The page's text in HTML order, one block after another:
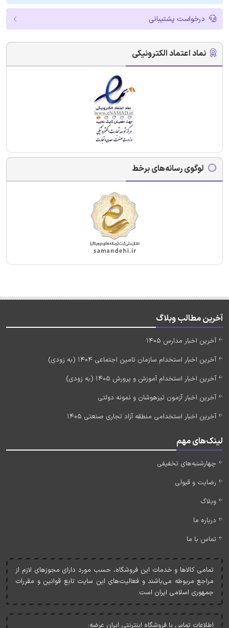
درخواست پشتیبانی
نماد اعتماد الکترونیکی
لوگوی رسانه‌های برخط
آخرین مطالب وبلاگ
آخرین اخبار مدارس 1405
آخرین اخبار استخدام سازمان تامین اجتماعی 1404 (به زودی)
آخرین اخبار استخدام آموزش و پرورش 1405 (به زودی)
آخرین اخبار آزمون تیزهوشان و نمونه دولتی
آخرین اخبار استخدامی منطقه آزاد تجاری صنعتی 1405
لینک‌های مهم
چهارشنبه‌های تخفیفی
رضایت و قبولی
وبلاگ
درباره ما
تماس با ما
تمامی کالاها و خدمات اين فروشگاه، حسب مورد دارای مجوزهای لازم از
مراجع مربوطه می‌باشند و فعاليت‌های اين سايت تابع قوانين و مقررات
جمهوری اسلامی ايران است.
اطلاعات تماس با فروشگاه اینترنتی ایران عرضه: